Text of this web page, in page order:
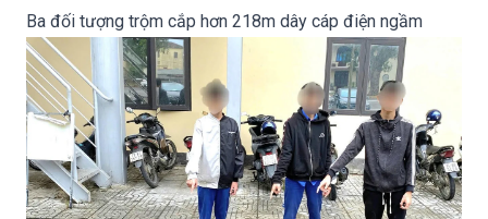
Ba đối tượng trộm cắp hơn 218m dây cáp điện ngầm